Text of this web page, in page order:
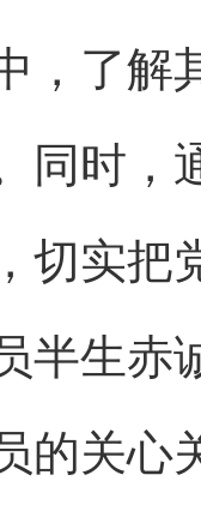
，了解
同时，
切实把
生赤诚
的关心